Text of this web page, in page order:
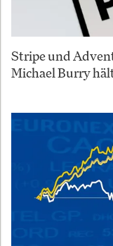
Stripe und
Michael Burry